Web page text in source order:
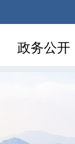
政务公开